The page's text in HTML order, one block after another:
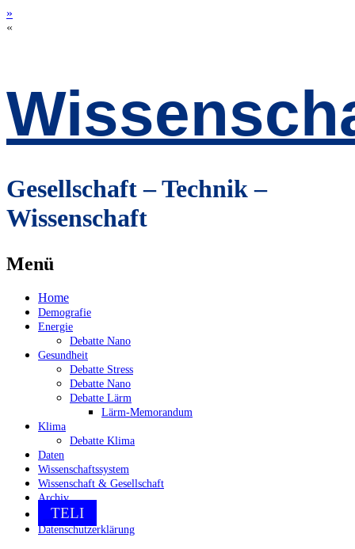
»
«
Gesellschaft – Technik –
Wissenschaft
Menü
Zum
Inhalt
springen
Home
Demografie
Energie
Debatte Nano
Gesundheit
Debatte Stress
Debatte Nano
Debatte Lärm
Lärm-Memorandum
Klima
Debatte Klima
Daten
Wissenschaftssystem
Wissenschaft & Gesellschaft
Archiv
TELI
Datenschutzerklärung